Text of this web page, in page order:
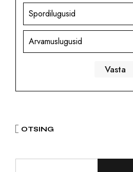
Spordilugusid
Arvamuslugusid
OTSING